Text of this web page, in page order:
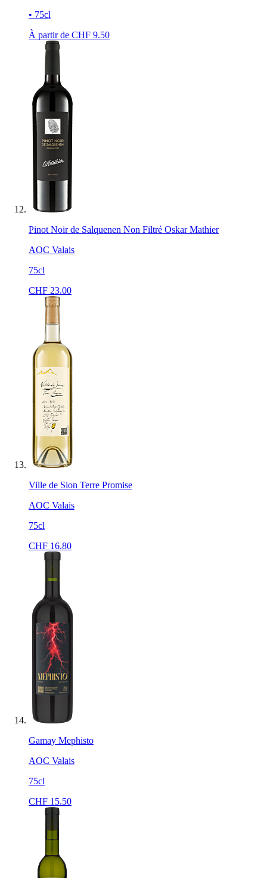
• 75cl
À partir de CHF 9.50
Pinot Noir de Salquenen Non Filtré Oskar Mathier
AOC Valais
75cl
CHF 23.00
Ville de Sion Terre Promise
AOC Valais
75cl
CHF 16.80
Gamay Mephisto
AOC Valais
75cl
CHF 15.50